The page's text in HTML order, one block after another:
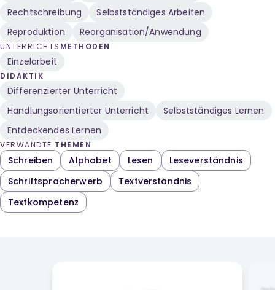
Rechtschreibung
Selbstständiges Arbeiten
Reproduktion
Reorganisation/Anwendung
UNTERRICHTS METHODEN
Einzelarbeit
DIDAKTIK
Differenzierter Unterricht
Handlungsorientierter Unterricht
Selbstständiges Lernen
Entdeckendes Lernen
VERWANDTE THEMEN
Schreiben Alphabet Lesen
Leseverständnis
Schriftspracherwerb
Textverständnis
Textkompetenz